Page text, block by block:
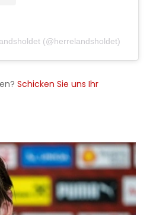
(@herrelandsholdet)
Schicken Sie uns Ihr